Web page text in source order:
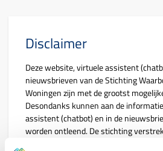
Disclaimer
Deze website, virtuele assistent
nieuwsbrieven van de Stichting
Woningen zijn met de grootst
Desondanks kunnen aan de
assistent (chatbot) en in de
worden ontleend. De stichting
informatie over NHG en geeft geen